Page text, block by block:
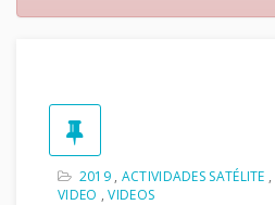
2019, ACTIVIDADES SATÉLITE ,
VIDEO ,VIDEOS